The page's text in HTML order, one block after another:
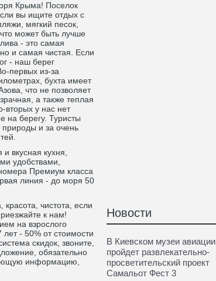
Крыма! Поселок
вы ищите отдых с
мягкий песок,
может быть лучше
- это самая
и самая чистая. Если
- наш берег
первых из-за
бухта имеет
что не позволяет
а также теплая
вторых у нас нет
на берегу. Туристы
природы и за очень
вкусная кухня,
удобствами,
Премиум класса
линия - до моря 50
чистота, если
к нам!
на взрослого
- 50% от стоимости
скидок, звоните,
обязательно
информацию,
Новости
В Киевском музеи авиации
пройдет развлекательно-
просветительский проект
Самальот Фест 3